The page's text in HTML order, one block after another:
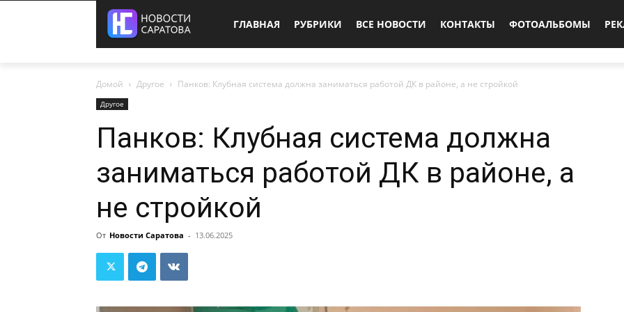
ГЛАВНАЯ РУБРИКИ ВСЕ НОВОСТИ КОНТАКТЫ ФОТОАЛЬБОМЫ
Домой Другое Панков: Клубная система должна заниматься работой ДК в районе, а не стройкой
Другое
Панков: Клубная система должна
заниматься работой ДК в районе, а
не стройкой
От Новости Саратова - 13.06.2025